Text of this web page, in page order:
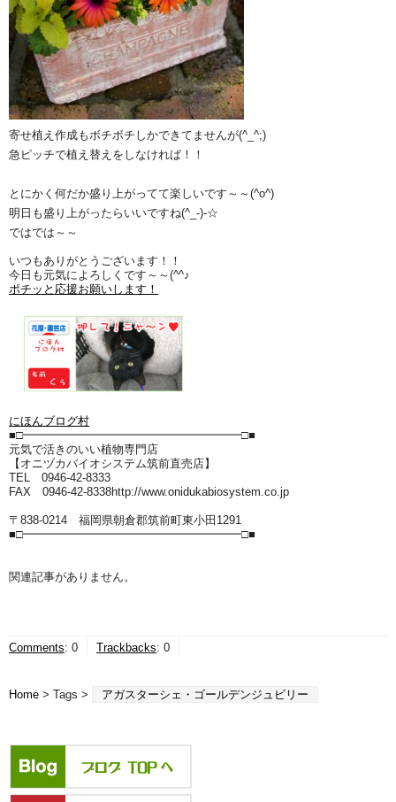
寄せ植え作成もボチボチしかできてませんが(^_^;)
急ピッチで植え替えをしなければ！！
とにかく何だか盛り上がってて楽しいです～～(^o^)
明日も盛り上がったらいいですね(^_-)-☆
ではでは～～
いつもありがとうございます！！
今日も元気によろしくです～～(^^♪
ポチッと応援お願いします！
にほんブログ村
■□━━━━━━━━━━━━━━━━━━━□■
元気で活きのいい植物専門店
【オニヅカバイオシステム筑前直売店】
TEL 0946-42-8333
FAX 0946-42-8338http://www.onidukabiosystem.co.jp
〒838-0214 福岡県朝倉郡筑前町東小田1291
■□━━━━━━━━━━━━━━━━━━━□■
関連記事がありません。
Comments: 0 Trackbacks: 0
Home > Tags > アガスターシェ・ゴールデンジュビリー